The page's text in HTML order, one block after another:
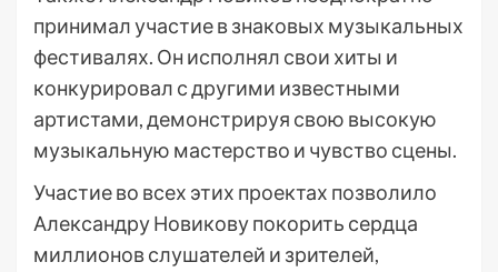
принимал участие в знаковых музыкальных
фестивалях. Он исполнял свои хиты и
конкурировал с другими известными
артистами, демонстрируя свою высокую
музыкальную мастерство и чувство сцены.
Участие во всех этих проектах позволило
Александру Новикову покорить сердца
миллионов слушателей и зрителей,